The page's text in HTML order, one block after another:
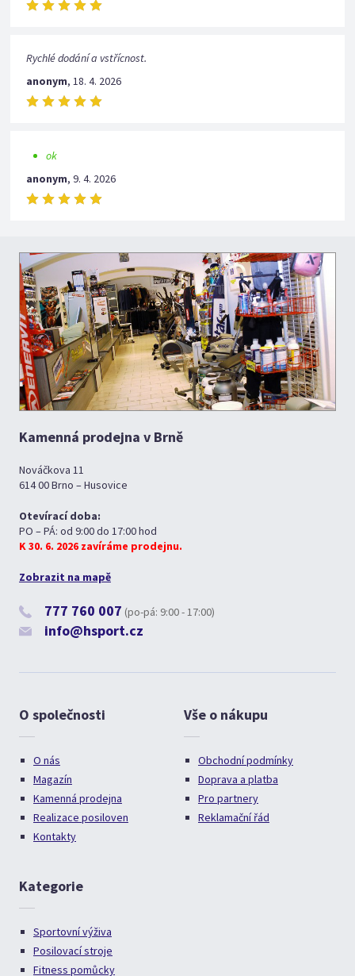
Rychlé dodání a vstřícnost.
anonym,18. 4. 2026
ok
anonym,9. 4. 2026
Kamenná prodejna v Brně
Nováčkova 11
614 00 Brno – Husovice
Otevírací doba:
PO – PÁ: od 9:00 do 17:00 hod
K 30. 6. 2026 zavíráme prodejnu.
Zobrazit na mapě
777 760 007 (po-pá: 9:00 - 17:00)
info@hsport.cz
O společnosti
O nás
Magazín
Kamenná prodejna
Realizace posiloven
Kontakty
Vše o nákupu
Obchodní podmínky
Doprava a platba
Pro partnery
Reklamační řád
Kategorie
Sportovní výživa
Posilovací stroje
Fitness pomůcky